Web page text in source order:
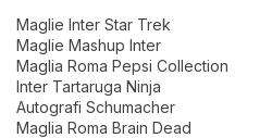
Maglie Inter Star Trek
Maglie Mashup Inter
Maglia Roma Pepsi Collection
Inter Tartaruga Ninja
Autografi Schumacher
Maglia Roma Brain Dead